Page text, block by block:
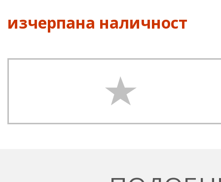
изчерпана наличност